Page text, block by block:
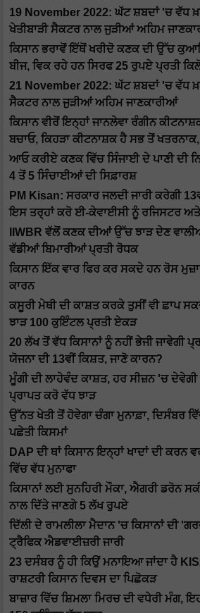
19 November 2022: ਘੱਟ ਸ਼ਬਦਾਂ 'ਚ ਵੱਧ
ਖੇਤੀਬਾੜੀ ਸੈਕਟਰ ਨਾਲ ਜੁੜੀਆਂ ਅਹਿਮ
ਕਿਸਾਨ ਭਰਾਵੋਂ ਇੱਥੋਂ ਖਰੀਦੋ ਕਣਕ ਦੀ ਉੱਚ
ਬੀਜ, ਵਿਕ ਰਹੇ ਹਨ ਸਿਰਫ 25 ਰੁਪਏ ਪ੍ਰਤੀ
21 November 2022: ਘੱਟ ਸ਼ਬਦਾਂ 'ਚ ਵੱਧ
ਸੈਕਟਰ ਨਾਲ ਜੁੜੀਆਂ ਅਹਿਮ ਜਾਣਕਾਰੀਆਂ
ਕਿਸਾਨ ਵੀਰੋਂ ਇਨ੍ਹਾਂ ਜਾਨਲੇਵਾ ਰੰਗੀਨ
ਬਚਾਓ, ਕਿਹੜਾ ਕੀਟਨਾਸ਼ਕ ਹੈ ਸਭ ਤੋਂ
ਆਓ ਕਰੀਏ ਕਣਕ ਵਿੱਚ ਸਿੰਜਾਈ ਦੇ ਪਾਣੀ ਦੀ
4 ਤੋਂ 5 ਸਿੰਚਾਈਆਂ ਦੀ ਸਿਫ਼ਾਰਸ਼
PM Kisan: ਸਰਕਾਰ ਜਲਦੀ ਜਾਰੀ ਕਰੇਗੀ
ਇਸ ਤਰ੍ਹਾਂ ਕਰੋ ਈ-ਕੇਵਾਈਸੀ ਨੂੰ ਰਜਿਸਟਰ
IIWBR ਵੱਲੋਂ ਕਣਕ ਦੀਆਂ ਉੱਚ ਝਾੜ ਦੇਣ
ਵੱਡੀਆਂ ਬਿਮਾਰੀਆਂ ਪ੍ਰਤੀ ਰੋਧਕ
ਕਿਸਾਨ ਇੱਕ ਵਾਰ ਫਿਰ ਕਰ ਸਕਦੇ ਹਨ ਰੋਸ
ਕਾਰਨ
ਕਸੂਰੀ ਮੇਥੀ ਦੀ ਕਾਸ਼ਤ ਕਰਕੇ ਤੁਸੀਂ ਵੀ ਛਾਪ
ਝਾੜ 100 ਕੁਇੰਟਲ ਪ੍ਰਤੀ ਏਕੜ
20 ਲੱਖ ਤੋਂ ਵੱਧ ਕਿਸਾਨਾਂ ਨੂੰ ਨਹੀਂ ਭੇਜੀ ਜਾਵੇਗੀ
ਯੋਜਨਾ ਦੀ 13ਵੀਂ ਕਿਸ਼ਤ, ਜਾਣੋ ਕਾਰਨ?
ਮੂੰਗੀ ਦੀ ਲਾਹੇਵੰਦ ਕਾਸ਼ਤ, ਹਰ ਸੀਜ਼ਨ 'ਚ
ਪ੍ਰਾਪਤ ਕਰੋ ਵੱਧ ਝਾੜ
ਉੱਨਤ ਖੇਤੀ ਤੋਂ ਹੋਵੇਗਾ ਚੰਗਾ ਮੁਨਾਫ਼ਾ, ਦਿਸੰਬਰ
ਪਛੇਤੀ ਕਿਸਮਾਂ
DAP ਦੀ ਥਾਂ ਕਿਸਾਨ ਇਨ੍ਹਾਂ ਖਾਦਾਂ ਦੀ ਕਰਨ
ਵਿੱਚ ਵੱਧ ਮੁਨਾਫਾ
ਕਿਸਾਨਾਂ ਲਈ ਸੁਨਹਿਰੀ ਮੌਕਾ, ਐਗਰੀ ਡਰੋਨ
ਨਾਲ ਦਿੱਤੇ ਜਾਣਗੇ 5 ਲੱਖ ਰੁਪਏ
ਦਿੱਲੀ ਦੇ ਰਾਮਲੀਲਾ ਮੈਦਾਨ 'ਚ ਕਿਸਾਨਾਂ ਦੀ
ਟ੍ਰੈਫਿਕ ਐਡਵਾਈਜ਼ਰੀ ਜਾਰੀ
23 ਦਸੰਬਰ ਨੂੰ ਹੀ ਕਿਉਂ ਮਨਾਇਆ ਜਾਂਦਾ ਹੈ
ਰਾਸ਼ਟਰੀ ਕਿਸਾਨ ਦਿਵਸ ਦਾ ਪਿਛੋਕੜ
ਬਾਜ਼ਾਰ ਵਿੱਚ ਸ਼ਿਮਲਾ ਮਿਰਚ ਦੀ ਵਧੇਰੀ ਮੰਗ,